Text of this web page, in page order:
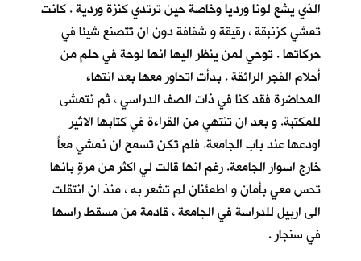
الذي يشع لونا ورديا وخاصة حين ترتدي كنزة وردية . كانت
تمشي كزنبقة ، رقيقة و شفافة دون ان تتصنع شيئا في
حركاتها . توحي لمن ينظر اليها انها لوحة في حلم من
أحلام الفجر الرائقة . بدأت اتحاور معها بعد انتهاء
المحاضرة فقد كنا في ذات الصف الدراسي ، ثم نتمشى
للمكتبة. و بعد ان تنتهي من القراءة في كتابها الاثير
اودعها عند باب الجامعة. فلم تكن تسمح ان نمشي معاً
خارج اسوار الجامعة. رغم انها قالت لي اكثر من مرةٍ بانها
تحس معي بأمان و اطمئنان لم تشعر به ، منذ ان انتقلت
الى اربيل للدراسة في الجامعة ، قادمة من مسقط راسها
في سنجار .